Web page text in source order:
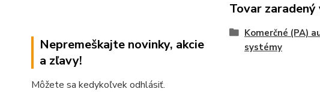
Nepremeškajte novinky, akcie
a zľavy!
Môžete sa kedykoľvek odhlásiť.
Tovar
Komerčné (PA)
systémy